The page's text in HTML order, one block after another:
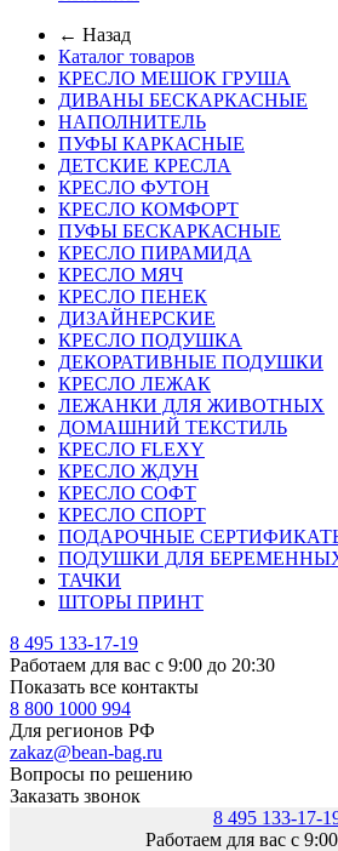
← Назад
Каталог товаров
КРЕСЛО МЕШОК ГРУША
ДИВАНЫ БЕСКАРКАСНЫЕ
НАПОЛНИТЕЛЬ
ПУФЫ КАРКАСНЫЕ
ДЕТСКИЕ КРЕСЛА
КРЕСЛО ФУТОН
КРЕСЛО КОМФОРТ
ПУФЫ БЕСКАРКАСНЫЕ
КРЕСЛО ПИРАМИДА
КРЕСЛО МЯЧ
КРЕСЛО ПЕНЕК
ДИЗАЙНЕРСКИЕ
КРЕСЛО ПОДУШКА
ДЕКОРАТИВНЫЕ ПОДУШКИ
КРЕСЛО ЛЕЖАК
ЛЕЖАНКИ ДЛЯ ЖИВОТНЫХ
ДОМАШНИЙ ТЕКСТИЛЬ
КРЕСЛО FLEXY
КРЕСЛО ЖДУН
КРЕСЛО СОФТ
КРЕСЛО СПОРТ
ПОДАРОЧНЫЕ
ПОДУШКИ ДЛЯ
ТАЧКИ
ШТОРЫ ПРИНТ
8 495 133-17-19
Работаем для вас с 9:00 до 20:30
Показать все контакты
8 800 1000 994
Для регионов РФ
zakaz@bean-bag.ru
Вопросы по решению
Заказать звонок
8 495 133-17-
Работаем для вас с